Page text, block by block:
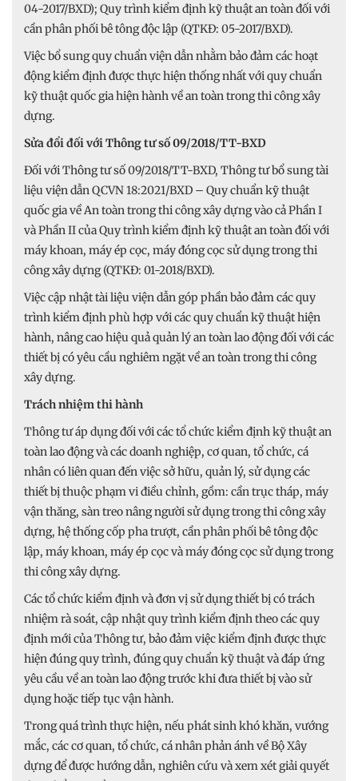
04-2017/BXD); Quy trình kiểm định kỹ thuật an toàn đối với
cần phân phối bê tông độc lập (QTKĐ: 05-2017/BXD).
Việc bổ sung quy chuẩn viện dẫn nhằm bảo đảm các hoạt
động kiểm định được thực hiện thống nhất với quy chuẩn
kỹ thuật quốc gia hiện hành về an toàn trong thi công xây
dựng.
Sửa đổi đối với Thông tư số 09/2018/TT-BXD
Đối với Thông tư số 09/2018/TT-BXD, Thông tư bổ sung tài
liệu viện dẫn QCVN 18:2021/BXD – Quy chuẩn kỹ thuật
quốc gia về An toàn trong thi công xây dựng vào cả Phần I
và Phần II của Quy trình kiểm định kỹ thuật an toàn đối với
máy khoan, máy ép cọc, máy đóng cọc sử dụng trong thi
công xây dựng (QTKĐ: 01-2018/BXD).
Việc cập nhật tài liệu viện dẫn góp phần bảo đảm các quy
trình kiểm định phù hợp với các quy chuẩn kỹ thuật hiện
hành, nâng cao hiệu quả quản lý an toàn lao động đối với các
thiết bị có yêu cầu nghiêm ngặt về an toàn trong thi công
xây dựng.
Trách nhiệm thi hành
Thông tư áp dụng đối với các tổ chức kiểm định kỹ thuật an
toàn lao động và các doanh nghiệp, cơ quan, tổ chức, cá
nhân có liên quan đến việc sở hữu, quản lý, sử dụng các
thiết bị thuộc phạm vi điều chỉnh, gồm: cần trục tháp, máy
vận thăng, sàn treo nâng người sử dụng trong thi công xây
dựng, hệ thống cốp pha trượt, cần phân phối bê tông độc
lập, máy khoan, máy ép cọc và máy đóng cọc sử dụng trong
thi công xây dựng.
Các tổ chức kiểm định và đơn vị sử dụng thiết bị có trách
nhiệm rà soát, cập nhật quy trình kiểm định theo các quy
định mới của Thông tư, bảo đảm việc kiểm định được thực
hiện đúng quy trình, đúng quy chuẩn kỹ thuật và đáp ứng
yêu cầu về an toàn lao động trước khi đưa thiết bị vào sử
dụng hoặc tiếp tục vận hành.
Trong quá trình thực hiện, nếu phát sinh khó khăn, vướng
mắc, các cơ quan, tổ chức, cá nhân phản ánh về Bộ Xây
dựng để được hướng dẫn, nghiên cứu và xem xét giải quyết